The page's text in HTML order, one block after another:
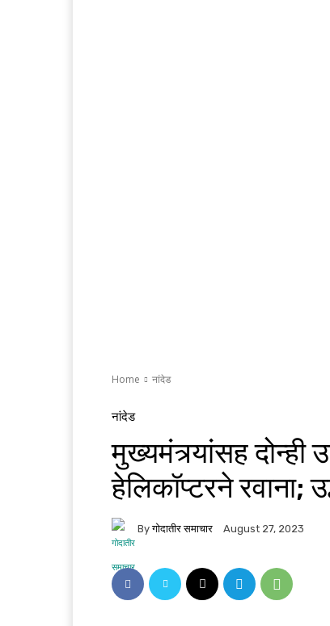
Home नांदेड
नांदेड
मुख्यमंत्र्यांसह
हेलिकॉप्टरने रवाना;
By गोदातीर समाचार August 27, 2023